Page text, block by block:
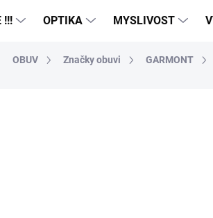
!!! OPTIKA MYSLIVOST
OBUV Značky obuvi GARMONT